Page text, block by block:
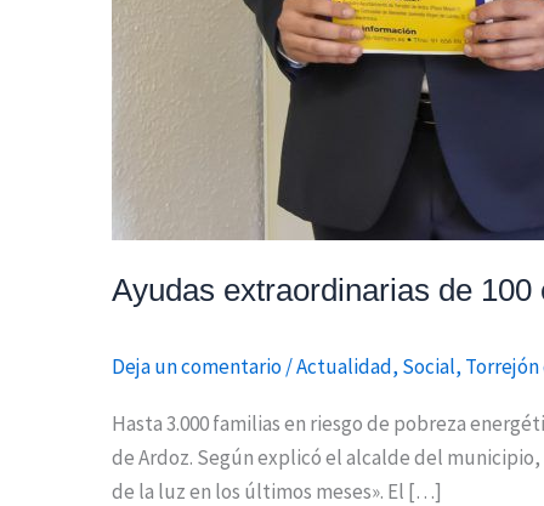
Ayudas extraordinarias de
Deja un comentario/Actualidad, Social, Torrejón
Hasta 3.000 familias en riesgo de pobreza
de Ardoz. Según explicó el alcalde del
de la luz en los últimos meses». El […]